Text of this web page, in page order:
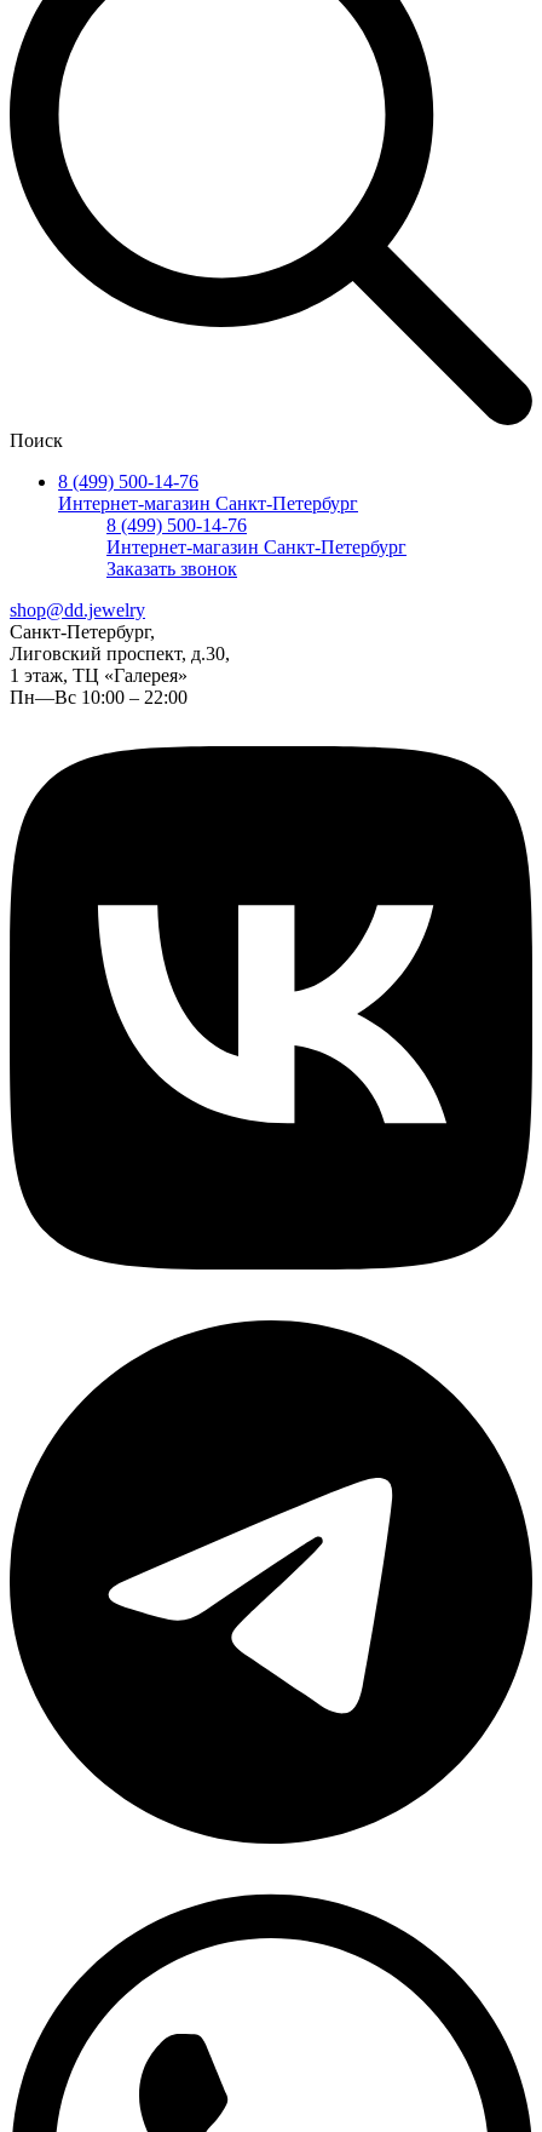
Поиск
8 (499) 500-14-76
Интернет-магазин Санкт-Петербург
8 (499) 500-14-76
Интернет-магазин Санкт-Петербург
Заказать звонок
shop@dd.jewelry
Санкт-Петербург,
Лиговский проспект, д.30,
1 этаж, ТЦ «Галерея»
Пн—Вс 10:00 – 22:00